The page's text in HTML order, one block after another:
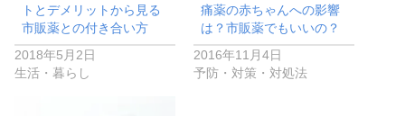
トとデメリットから見る
市販薬との付き合い方
2018年5月2日
生活・暮らし
痛薬の赤ちゃんへの影響
は？市販薬でもいいの？
2016年11月4日
予防・対策・対処法